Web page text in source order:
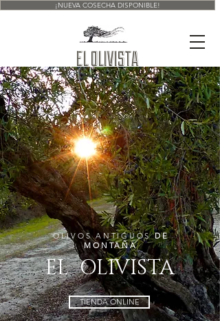
¡NUEVA COSECHA DISPONIBLE!
EL OLIVISTA
EL OLIVISTA
OLIVOS ANTIGUOSDE
MONTAÑA
TIENDA ONLINE